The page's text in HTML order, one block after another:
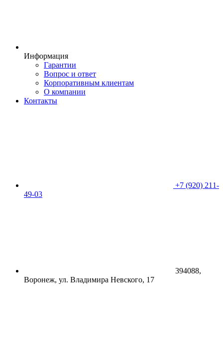
Информация
Гарантии
Вопрос и ответ
Корпоративным клиентам
О компании
Контакты
+7 (920) 211-
49-03
394088,
Воронеж, ул. Владимира Невского, 17